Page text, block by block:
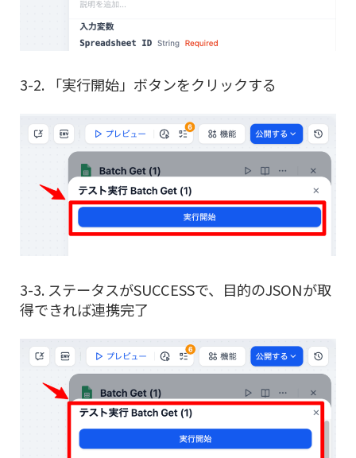
3-2. 「実行開始」ボタンをクリックする
3-3. ステータスがSUCCESSで、目的のJSONが取
得できれば連携完了